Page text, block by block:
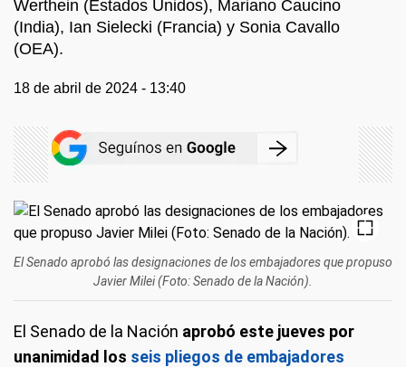
Werthein (Estados Unidos), Mariano Caucino
(India), Ian Sielecki (Francia) y Sonia Cavallo
(OEA).
18 de abril de 2024 - 13:40
El Senado aprobó las designaciones de los embajadores que propuso
Javier Milei (Foto: Senado de la Nación).
El Senado de la Nación aprobó este jueves por
unanimidad los seis pliegos de embajadores